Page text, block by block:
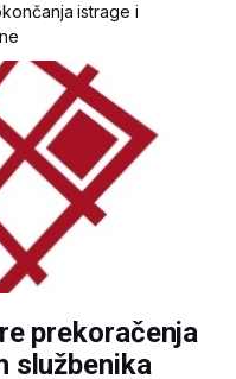
istrage i
prekoračenja
službenika